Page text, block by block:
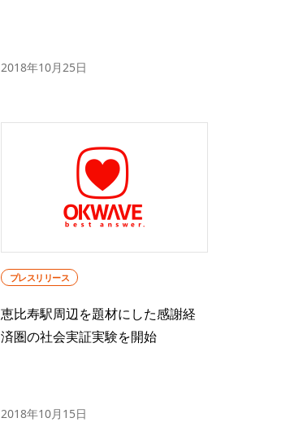
2018年10月25日
プレスリリース
恵比寿駅周辺を題材にした感謝経
済圏の社会実証実験を開始
2018年10月15日